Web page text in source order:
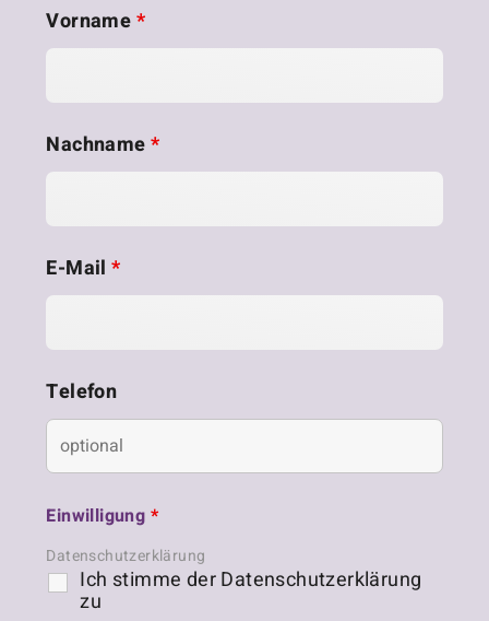
Vorname*
Nachname*
E-Mail*
Telefon
Einwilligung *
Ich stimme der Datenschutzerklärung
zu
Datenschutzerklärung